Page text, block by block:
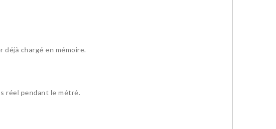
chargé en mémoire.
réel pendant le métré.